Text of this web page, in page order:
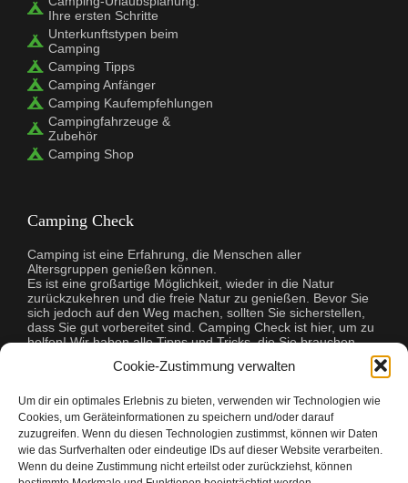
Cookie-Zustimmung verwalten
Um dir ein optimales Erlebnis zu bieten, verwenden wir Technologien wie
Cookies, um Geräteinformationen zu speichern und/oder darauf
zuzugreifen. Wenn du diesen Technologien zustimmst, können wir Daten
wie das Surfverhalten oder eindeutige IDs auf dieser Website verarbeiten.
Wenn du deine Zustimmung nicht erteilst oder zurückziehst, können
Ihre ersten Schritte
Unterkunftstypen beim
Camping
Camping Tipps
Camping Anfänger
Camping Kaufempfehlungen
Campingfahrzeuge &
Zubehör
Camping Shop
Camping Check
Camping ist eine Erfahrung, die Menschen aller
Altersgruppen genießen können.
Es ist eine großartige Möglichkeit, wieder in die Natur
zurückzukehren und die freie Natur zu genießen. Bevor Sie
sich jedoch auf den Weg machen, sollten Sie sicherstellen,
dass Sie gut vorbereitet sind. Camping Check ist hier, um zu
helfen! Wir haben alle Tipps und Tricks, die Sie brauchen,
bei der Auswahl der richtigen Ausrüstung, bei der Planung
perfekten Campingplatz. Egal, ob Sie zum ersten Mal
campen oder ein erfahrener Profi sind, Camping Check hat
alles, was Sie brauchen, um Ihre Reise unvergesslich zu
machen.